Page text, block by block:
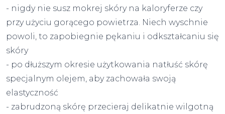
- nigdy nie susz mokrej skóry na kaloryferze czy
przy użyciu gorącego powietrza. Niech wyschnie
powoli, to zapobiegnie pękaniu i odkształcaniu się
skóry
- po dłuższym okresie użytkowania natłuść skórę
specjalnym olejem, aby zachowała swoją
elastyczność
- zabrudzoną skórę przecieraj delikatnie wilgotną